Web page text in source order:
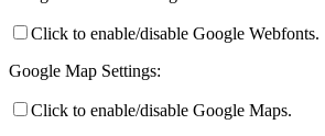
Click to enable/disable Google Webfonts.
Google Map Settings:
Click to enable/disable Google Maps.